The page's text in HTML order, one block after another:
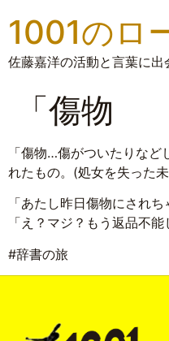
1001のロ
佐藤嘉洋の活動と言葉に出
「傷物
「傷物…傷がついたりな
れたもの。(処女を失った
「あたし昨日傷物にされち
「え？マジ？もう返品不能
#辞書の旅